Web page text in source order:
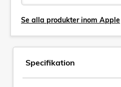
Se alla produkter inom Apple
Specifikation